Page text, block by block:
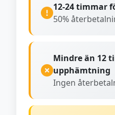
12-24 timmar
50%
Mindre än 12
upphämtning
Ingen